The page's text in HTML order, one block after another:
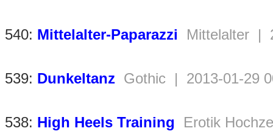
540: Mittelalter-Paparazzi Mittelalter |
539: Dunkeltanz Gothic | 2013-01-29
538: High Heels Training Erotik